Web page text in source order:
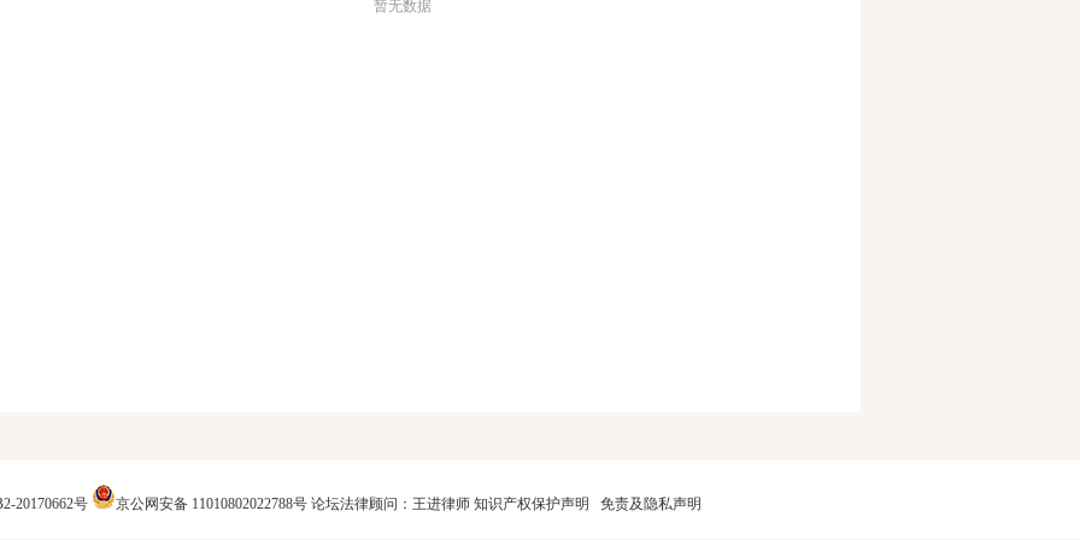
暂无数据
20170662号 京公网安备 11010802022788号 论坛法律顾问：王进律师 知识产权保护声明 免责及隐私声明